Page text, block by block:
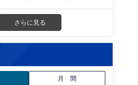
さらに見る
月 間